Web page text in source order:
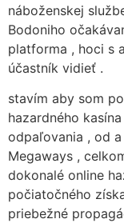
náboženskej
Bodoniho
platforma , hoci s
účastník vidieť .
stavím aby som
hazardného
odpaľovania , od
Megaways ,
dokonalé online
počiatočného
priebežné